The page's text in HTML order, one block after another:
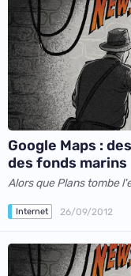
Google Maps :
des fonds marins
Alors que Plans tombe
Internet 26/09/2012